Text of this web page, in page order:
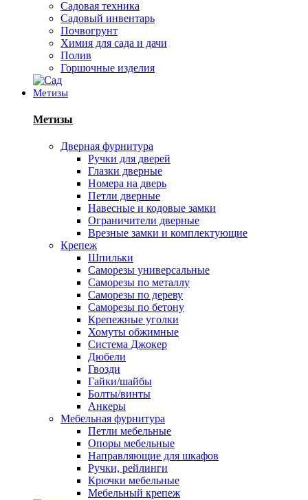
Садовая техника
Садовый инвентарь
Почвогрунт
Химия для сада и дачи
Полив
Горшочные изделия
Метизы
Метизы
Дверная фурнитура
Ручки для дверей
Глазки дверные
Номера на дверь
Петли дверные
Навесные и кодовые замки
Ограничители дверные
Врезные замки и комплектующие
Крепеж
Шпильки
Саморезы универсальные
Саморезы по металлу
Саморезы по дереву
Саморезы по бетону
Крепежные уголки
Хомуты обжимные
Система Джокер
Дюбели
Гвозди
Гайки/шайбы
Болты/винты
Анкеры
Мебельная фурнитура
Петли мебельные
Опоры мебельные
Направляющие для шкафов
Ручки, рейлинги
Крючки мебельные
Мебельный крепеж